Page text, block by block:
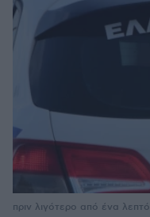
πριν λιγότερο από ένα λεπτό